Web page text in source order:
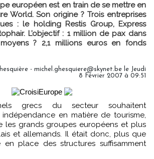
européen est en train de se mettre en
World. Son origine ? Trois entreprises
: le holding Restis Group, Express
L’objectif : 1 million de pax dans
? 2,1 millions euros en fonds
- michel.ghesquiere@skynet.be le Jeudi
8 Février 2007 à 09:51
en matière de tourisme,
les grands groupes européens et plus
et allemands. Il était donc, plus que
place des structures suffisamment